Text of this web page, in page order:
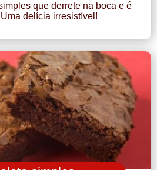
que derrete na boca e é
delícia irresistível!